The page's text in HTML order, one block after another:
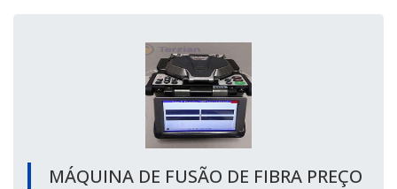
MÁQUINA DE FUSÃO DE FIBRA PREÇO